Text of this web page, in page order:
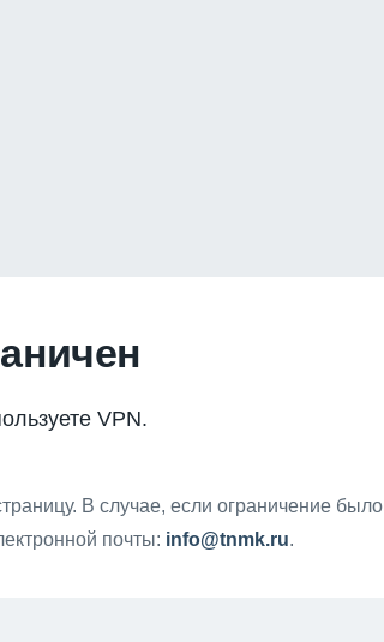
VPN.
В случае, если ограничение было
почты: info@tnmk.ru.